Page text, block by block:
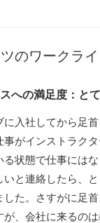
のワークラ
への満足度：と
に入社してから足
事がインストラク
る状態で仕事には
いと連絡したら、
した。さすがに足
が、会社に来るの